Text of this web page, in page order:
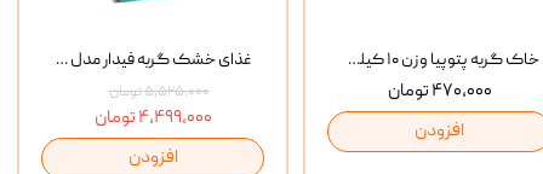
غذای خشک گربه فیدار مدل Adult وزن 10 کیلوگرم
۵,۵۲۵,۰۰۰ تومان
۴,۴۹۹,۰۰۰ تومان
افزودن
خاک گربه پتوپیا وزن ۱۰ کیلوگرم
۴۷۰,۰۰۰ تومان
افزودن